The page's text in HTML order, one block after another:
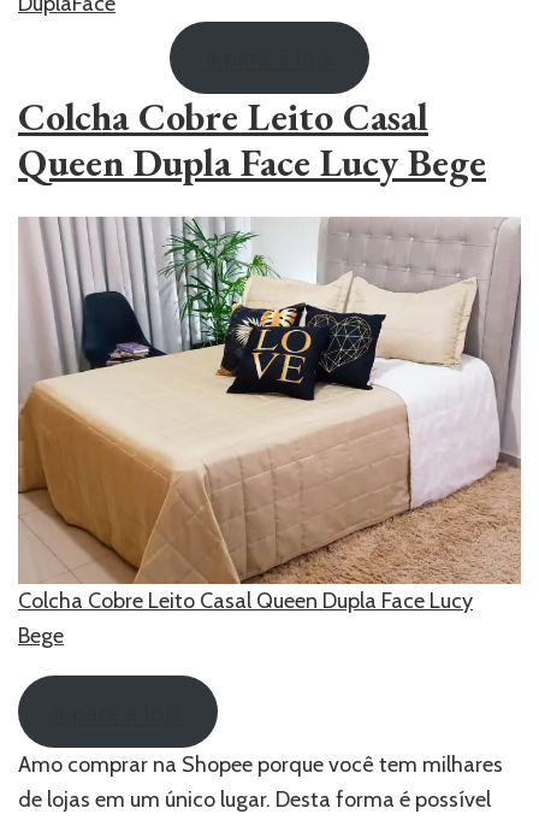
Colcha Cobre Leito Casal
Queen Dupla Face Lucy Bege
Colcha Cobre Leito Casal Queen Dupla Face Lucy
Bege
Amo comprar na Shopee porque você tem milhares
de lojas em um único lugar. Desta forma é possível